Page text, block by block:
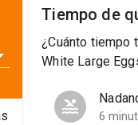
Tiempo de
¿Cuánto tiempo
White Large
6